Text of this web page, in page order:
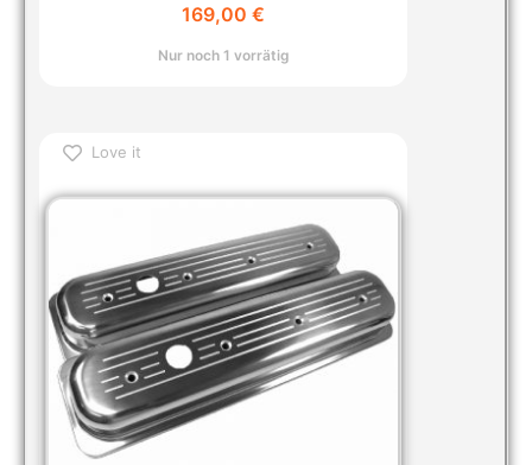
169,00 €
Nur noch 1 vorrätig
Love it